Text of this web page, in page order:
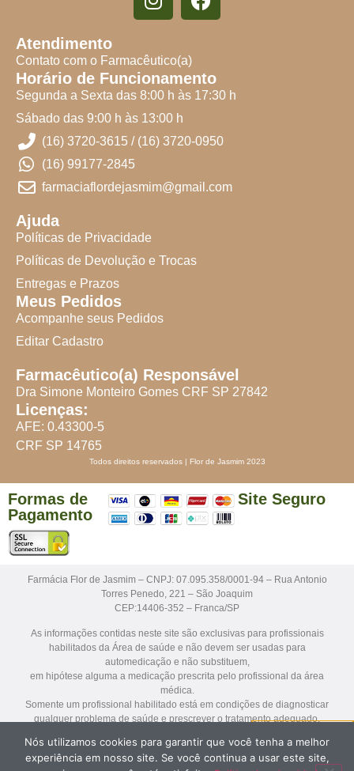
Atendimento
Contato com o Farmacêutico(a)
Horário de Funcionamento
Segunda a Sexta das 8:00 h às 17:30 h
Sábado das 9:00 h às 13:00 h
(16) 3720-3615 / (16) 3720-0950
(16) 99177-2845
farmaciaflordejasmim@gmail.com
Ajuda
Políticas de Privacidade
Políticas de Devolução e Trocas
Entregas e Prazos
Meus Pedidos
Acompanhe seus Pedidos
Editar Cadastro
Farmacêutico(a) Responsável
Dra Simone Monteiro Gomes CRF SP 27842
Licenças:
AFE: 0.43300-5
CRF SP 14765
Todos direitos reservados | Flor de Jasmim 2023
Formas de
Pagamento
Site Seguro
Farmácia Flor de Jasmim – CNPJ: 07.095.358/0001-94 – Rua Antonio
Torres Penedo, 221 – São Joaquim
CEP:14406-352 – Franca/SP
As informações contidas neste site são exclusivas para profissionais
habilitados da Área de saúde e não devem ser usadas para
automedicação e não substituem,
em hipótese alguma a medicação prescrita pelo profissional da área
médica.
Somente um profissional habilitado está em condições de diagnosticar
qualquer problema de saúde e prescrever o tratamento adequado.
Os medicamentos sob prescrição médica só serão dispensados mediante
apresentação da receita para avaliação farmacêutica antes da
Nós utilizamos cookies para garantir que você tenha a melhor
experiência em nosso site. Se você continua a usar este site,